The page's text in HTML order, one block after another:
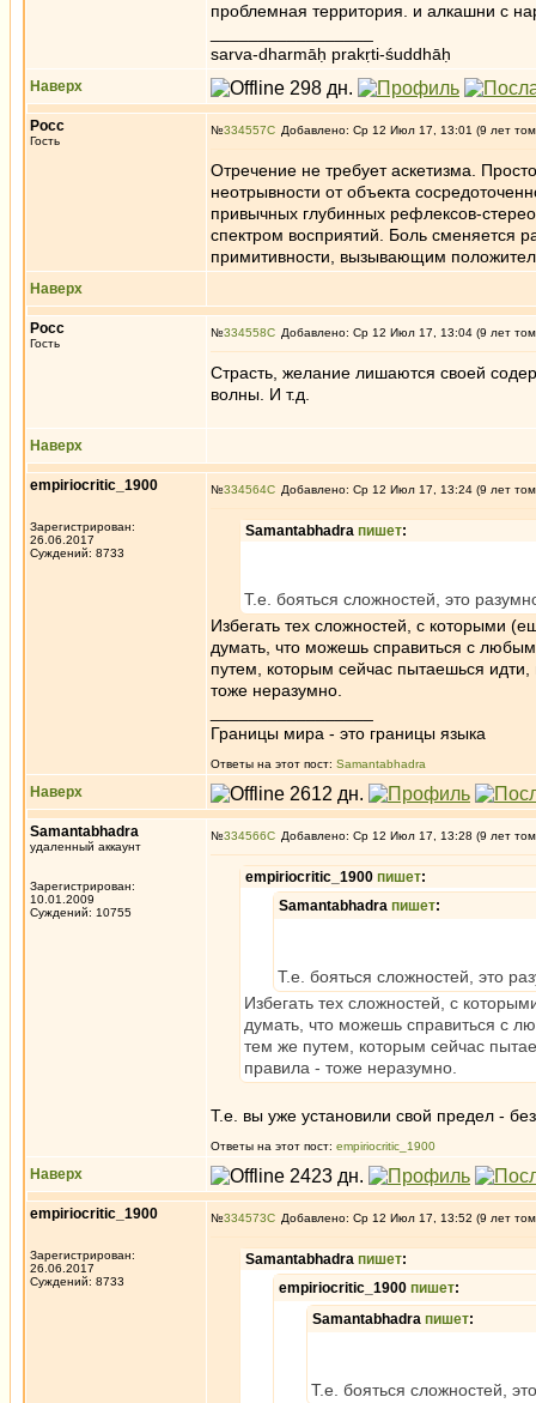
проблемная территория. и алкашни с
sarva-dharmāḥ prakṛti-śuddhāḥ
Наверх
Росс
Гость
№334557 Добавлено: Ср 12 Июл 17, 13:01 (9 лет
Отречение не требует аскетизма.
неотрывности от объекта
привычных глубинных рефлексов-
спектром восприятий. Боль сменяется
примитивности, вызывающим
Наверх
Росс
Гость
№334558 Добавлено: Ср 12 Июл 17, 13:04 (9 лет
Страсть, желание лишаются своей
волны. И т.д.
Наверх
empiriocritic_1900
Зарегистрирован:
26.06.2017
Суждений: 8733
№334564 Добавлено: Ср 12 Июл 17, 13:24 (9 лет
Samantabhadra пишет:
Т.е. бояться сложностей, это
Избегать тех сложностей, с которыми
думать, что можешь справиться с
путем, которым сейчас пытаешься идти,
тоже неразумно.
Границы мира - это границы языка
Ответы на этот пост: Samantabhadra
Наверх
Samantabhadra
удаленный аккаунт
Зарегистрирован:
10.01.2009
Суждений: 10755
№334566 Добавлено: Ср 12 Июл 17, 13:28 (9 лет
empiriocritic_1900 пишет:
Samantabhadra пишет:
Т.е. бояться сложностей, это
Избегать тех сложностей, с
думать, что можешь справиться с
тем же путем, которым сейчас
правила - тоже неразумно.
Т.е. вы уже установили свой предел -
Ответы на этот пост: empiriocritic_1900
Наверх
empiriocritic_1900
Зарегистрирован:
26.06.2017
Суждений: 8733
№334573 Добавлено: Ср 12 Июл 17, 13:52 (9 лет
Samantabhadra пишет:
empiriocritic_1900 пишет:
Samantabhadra пишет:
Т.е. бояться сложностей,